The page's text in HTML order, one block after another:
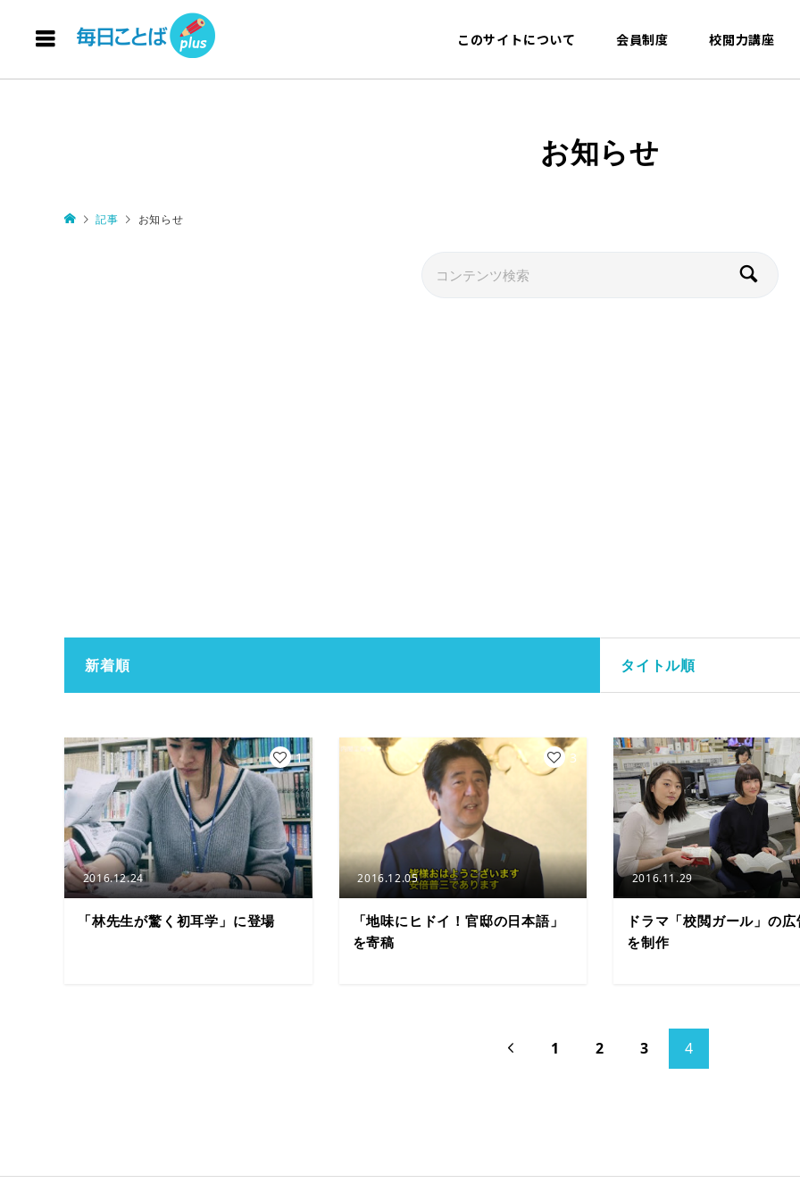
このサイトについて 会員制度 校閲力講座
お知らせ
記事 お知らせ
新着順 タイトル順
2016.12.24
「林先生が驚く初耳学」に登場
1
2016.12.05
「地味にヒドイ！官邸の日本語」
を寄稿
3
2016.11.29
ドラマ「校閲ガール」の
を制作
 1 2 3 4